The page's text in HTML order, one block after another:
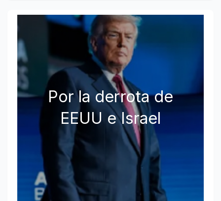
Por la derrota de
EEUU e Israel